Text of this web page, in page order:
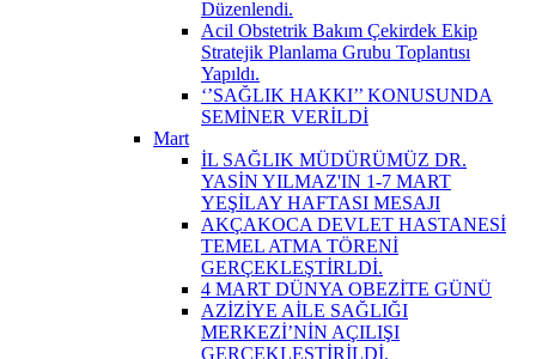
Düzenlendi.
Acil Obstetrik Bakım Çekirdek Ekip
Stratejik Planlama Grubu Toplantısı
Yapıldı.
‘’SAĞLIK HAKKI’’ KONUSUNDA
SEMİNER VERİLDİ
Mart
İL SAĞLIK MÜDÜRÜMÜZ DR.
YASİN YILMAZ'IN 1-7 MART
YEŞİLAY HAFTASI MESAJI
AKÇAKOCA DEVLET HASTANESİ
TEMEL ATMA TÖRENİ
GERÇEKLEŞTİRLDİ.
4 MART DÜNYA OBEZİTE GÜNÜ
AZİZİYE AİLE SAĞLIĞI
MERKEZİ’NİN AÇILIŞI
GERÇEKLEŞTİRİLDİ.